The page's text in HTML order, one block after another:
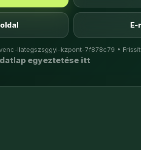
E-
llategszsggyi-kzpont-7f878c79 •
egyeztetése itt